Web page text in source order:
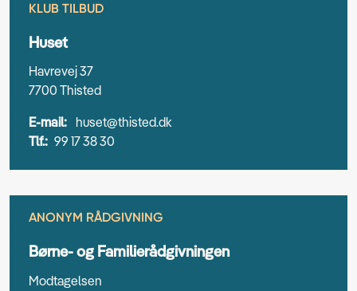
KLUB TILBUD
Huset
Havrevej 37
7700 Thisted
E-mail: huset@thisted.dk
Tlf.: 99 17 38 30
ANONYM RÅDGIVNING
Børne- og Familierådgivningen
Modtagelsen